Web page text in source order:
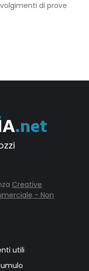
di prove
Creative
- Non
utili